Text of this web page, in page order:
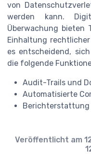
von
werden kann.
Überwachung bieten
Einhaltung
es entscheidend,
die folgende
Audit-Trails und
Automatisierte
Berichterstattung
Veröffentlicht am